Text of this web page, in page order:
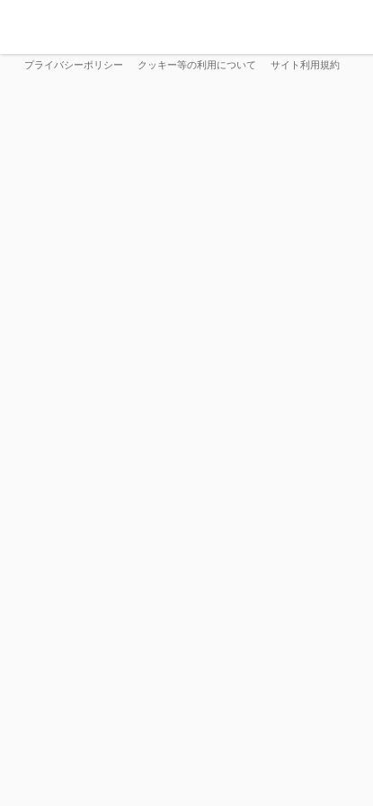
プライバシーポリシー クッキー等の利用について サイト利用規約